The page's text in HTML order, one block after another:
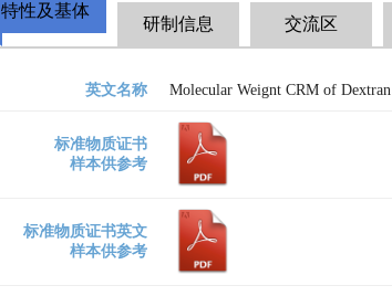
特性及基体
研制信息 交流区
英文名称 Molecular Weignt CRM of Dextran
标准物质证书
样本供参考
标准物质证书英文
样本供参考